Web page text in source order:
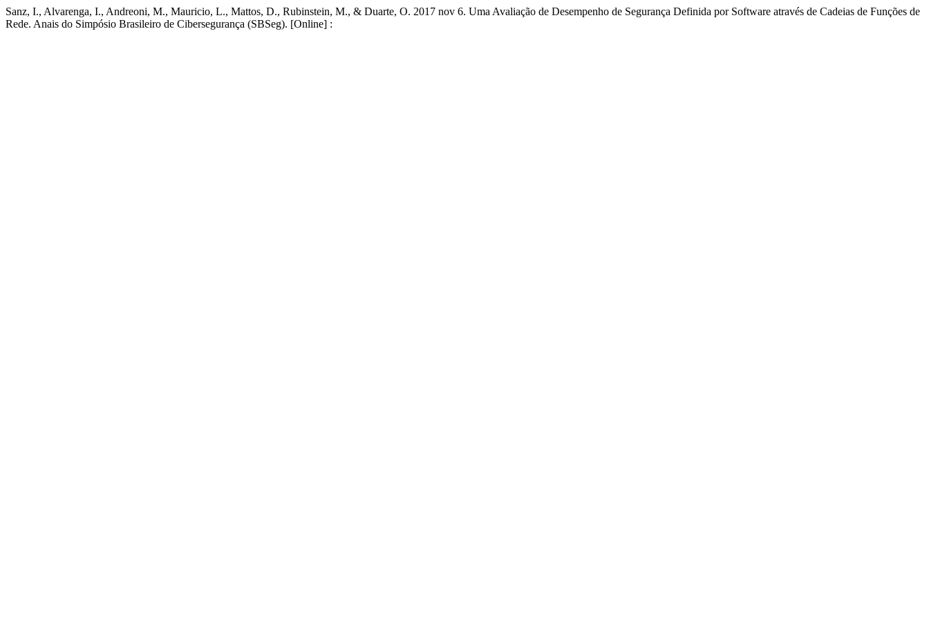
Sanz, I., Alvarenga, I., Andreoni, M., Mauricio, L., Mattos, D., Rubinstein, M., & Duarte, O. 2017 nov 6. Uma Avaliação de Desempenho de Segurança Definida por Software através de Cadeias de Funções de
Rede. Anais do Simpósio Brasileiro de Cibersegurança (SBSeg). [Online] :